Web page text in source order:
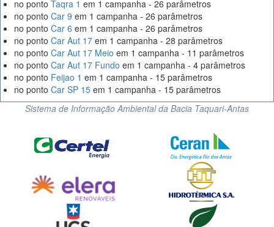
no pontoTaqra 1 em 1 campanha - 26 parâmetros
no pontoCar 9 em 1 campanha - 26 parâmetros
no pontoCar 6 em 1 campanha - 26 parâmetros
no pontoCar Aut 17 em 1 campanha - 28 parâmetros
no pontoCar Aut 17 Meio em 1 campanha - 11 parâmetros
no pontoCar Aut 17 Fundo em 1 campanha - 4 parâmetros
no ponto Feijao 1 em 1 campanha - 15 parâmetros
no pontoCar SP 15 em 1 campanha - 15 parâmetros
Sistema de Informação Ambiental da Bacia Taquari-Antas